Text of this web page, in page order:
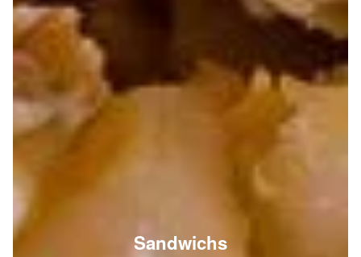
Sandwichs